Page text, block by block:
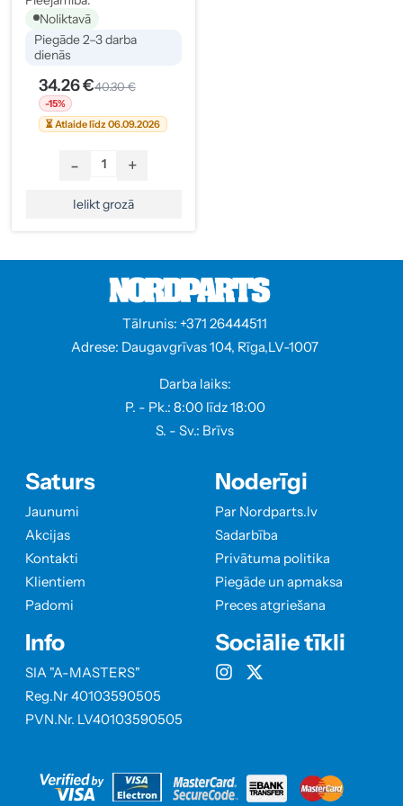
Noliktavā
Piegāde 2–3 darba
dienās
34.26 €40.30 €
-15%
⏳ Atlaide līdz 06.09.2026
- +
Ielikt grozā
Tālrunis: +371 26444511
Adrese: Daugavgrīvas 104, Rīga,LV-1007
Darba laiks:
P. - Pk.: 8:00 līdz 18:00
S. - Sv.: Brīvs
Saturs
Jaunumi
Akcijas
Kontakti
Klientiem
Padomi
Info
SIA "A-MASTERS"
Reg.Nr 40103590505
PVN.Nr. LV40103590505
Noderīgi
Par Nordparts.lv
Sadarbība
Privātuma politika
Piegāde un apmaksa
Preces atgriešana
Sociālie tīkli